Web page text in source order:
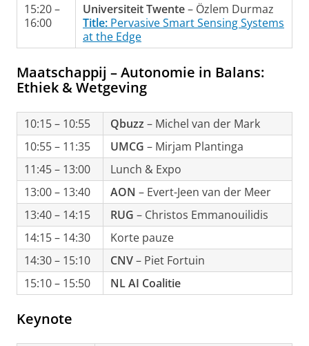
15:20 –
16:00
Universiteit Twente– Özlem Durmaz
Title: Pervasive Smart Sensing Systems
at the Edge
Maatschappij – Autonomie in Balans:
Ethiek & Wetgeving
10:15 – 10:55 Qbuzz – Michel van der Mark
10:55 – 11:35
UMCG – Mirjam Plantinga
11:45 – 13:00
Lunch & Expo
13:00 – 13:40
AON – Evert-Jeen van der Meer
13:40 – 14:15
RUG – Christos Emmanouilidis
14:15 – 14:30
Korte pauze
14:30 – 15:10
CNV– Piet Fortuin
15:10 – 15:50
NL AI Coalitie
Keynote